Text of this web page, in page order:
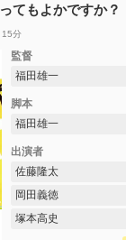
てもよかですか？
15分
監督
福田雄一
脚本
福田雄一
出演者
佐藤隆太
岡田義徳
塚本高史